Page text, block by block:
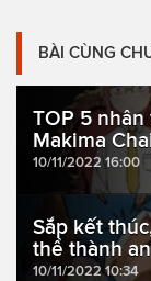
BÀI CÙNG
TOP 5
Makima
10/11/2022 16:00
Sắp kết
thể thành
10/11/2022 10:34